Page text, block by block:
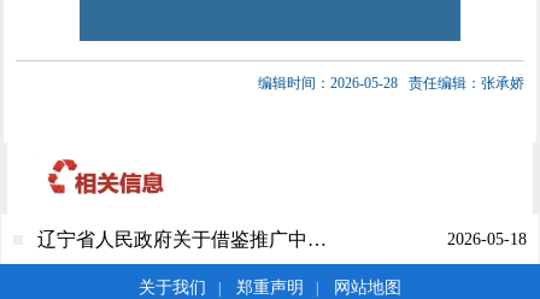
编辑时间：2026-05-28 责任编辑：张承娇
辽宁省人民政府关于借鉴推广中国（辽宁）自由贸易试验区第九批改革创新经验的通知 2026-05-18
关于我们 | 郑重声明 | 网站地图